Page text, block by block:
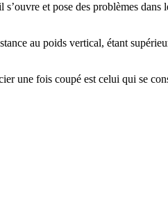
et pose des problèmes
au poids vertical, étant
une fois coupé est celui qui se